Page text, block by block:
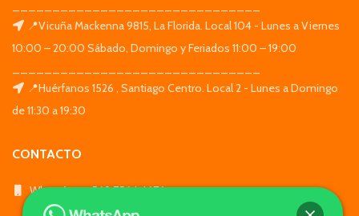
📍Vicuña Mackenna 9815, La Florida. Local 104 - Lunes a Viernes
10:00 – 20:00 Sábado, Domingo y Feriados 11:00 – 19:00
📍Huérfanos 1526 , Santiago Centro. Local 2 - Lunes a Domingo
de 11:30 a 19:30
CONTACTO
WhatsApp: +569 7564 4676